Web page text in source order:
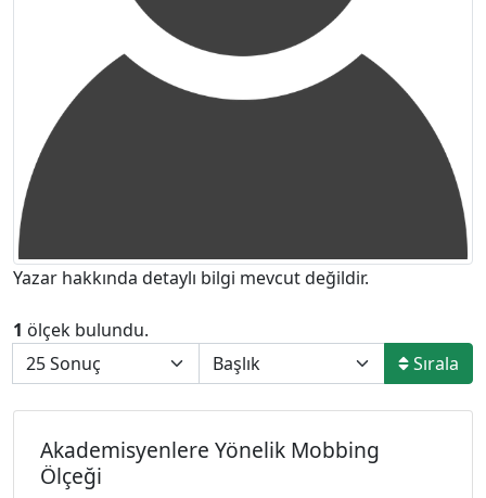
Yazar hakkında detaylı bilgi mevcut değildir.
1 ölçek bulundu.
Sırala
Akademisyenlere Yönelik Mobbing
Ölçeği